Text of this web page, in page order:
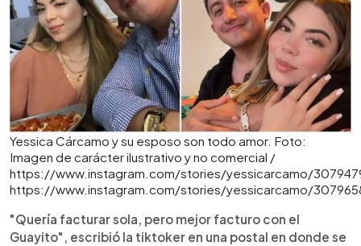
Yessica Cárcamo y su esposo son todo amor. Foto:
Imagen de carácter ilustrativo y no comercial /
https://www.instagram.com/stories/yessicarcamo/
https://www.instagram.com/stories/yessicarcamo/
"Quería facturar sola, pero mejor facturo con el
Guayito", escribió la tiktoker en una postal en donde se